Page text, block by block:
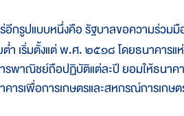
ร่อีกรูปแบบหนึ่งคือ รัฐบาลขอความร่ว
ำ เริ่มตั้งแต่ พ.ศ. ๒๕๑๘ โดยธนาคารแ
ารพาณิชย์ถือปฏิบัติแต่ละปี ยอมให้ธนา
คารเพื่อการเกษตรและสหกรณ์การเกษ